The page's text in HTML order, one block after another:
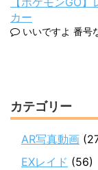
カー
いいですよ 番号
カテゴリー
AR写真動画
EXレイド (56)